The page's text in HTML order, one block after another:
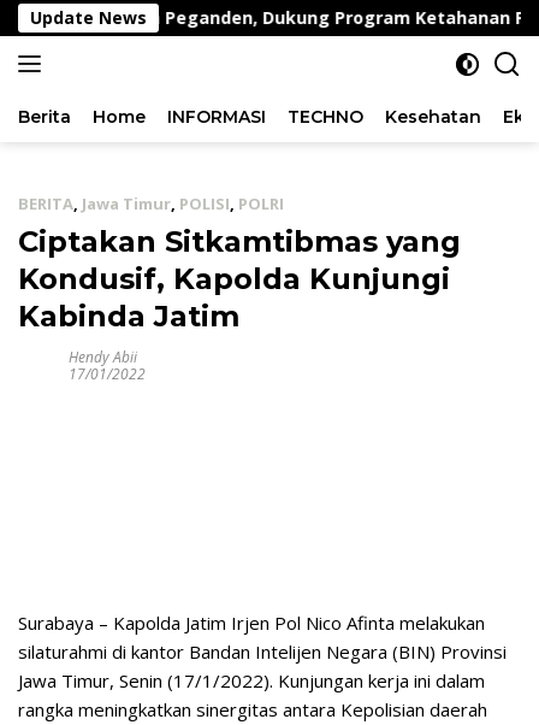
Langsung
ke
konten
Update News
di Desa Peganden, Dukung Program Ketahanan
Berita Home INFORMASI TECHNO Kesehatan
BERITA, Jawa Timur, POLISI, POLRI
Ciptakan Sitkamtibmas yang
Kondusif, Kapolda Kunjungi
Kabinda Jatim
Hendy Abii
17/01/2022
Surabaya – Kapolda Jatim Irjen Pol Nico Afinta melakukan
silaturahmi di kantor Bandan Intelijen Negara (BIN) Provinsi
Jawa Timur, Senin (17/1/2022). Kunjungan kerja ini dalam
rangka meningkatkan sinergitas antara Kepolisian daerah